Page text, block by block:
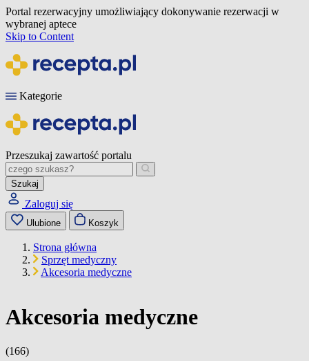
Portal rezerwacyjny umożliwiający dokonywanie rezerwacji w
wybranej aptece
Skip to Content
Kategorie
Przeszukaj zawartość portalu
Szukaj
Zaloguj się
Ulubione Koszyk
Strona główna
Sprzęt medyczny
Akcesoria medyczne
Akcesoria medyczne
(166)